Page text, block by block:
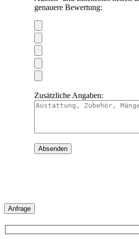
genauere Bewertung:
Zusätzliche Angaben:
Anfrage